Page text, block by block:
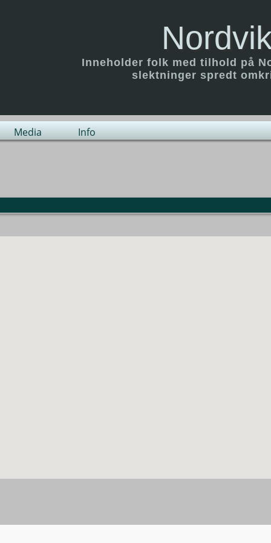
Inneholder folk med tilhold på
slektninger spredt
Media Info